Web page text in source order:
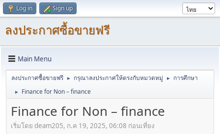
Log in Sign up
ลงประกาศซื้อขายฟรี
Main Menu
ลงประกาศซื้อขายฟรี ► กรุณาลงประกาศให้ตรงกับหมวดหมู่ ► การศึกษา
► Finance for Non – finance
Finance for Non – finance
เริ่มโดย deam205, ก.ค 19, 2025, 06:08 ก่อนเที่ยง